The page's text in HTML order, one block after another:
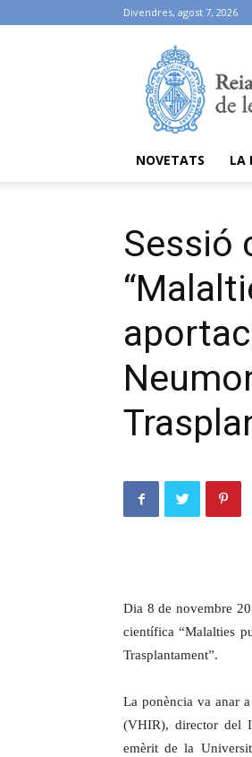
Divendres, agost 7, 2026
NOVETATS LA
Sessió
Dia 8 de novembre
científica “Malalties
Trasplantament”.
La ponència va anar
(VHIR), director del
emèrit de la